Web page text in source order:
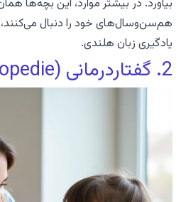
بیاورد. در بیشتر موارد، این بچه‌ها
هم‌سن‌وسال‌های خود را دنبال
یادگیری زبان هلندی.
2. گفتاردرمانی (Logopedie)